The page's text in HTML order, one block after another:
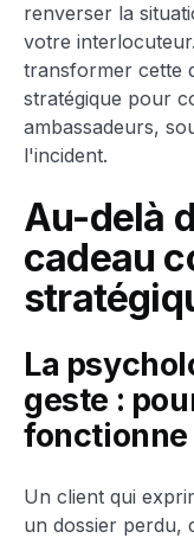
renverser la
votre
transformer cette
stratégique pour
ambassadeurs,
l'incident.
Au-delà
cadeau
La
geste :
fonctionne
Un client qui
un dossier perdu,